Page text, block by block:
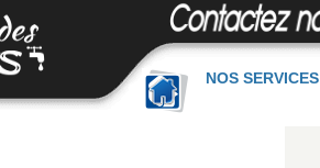
NOS SERVICES